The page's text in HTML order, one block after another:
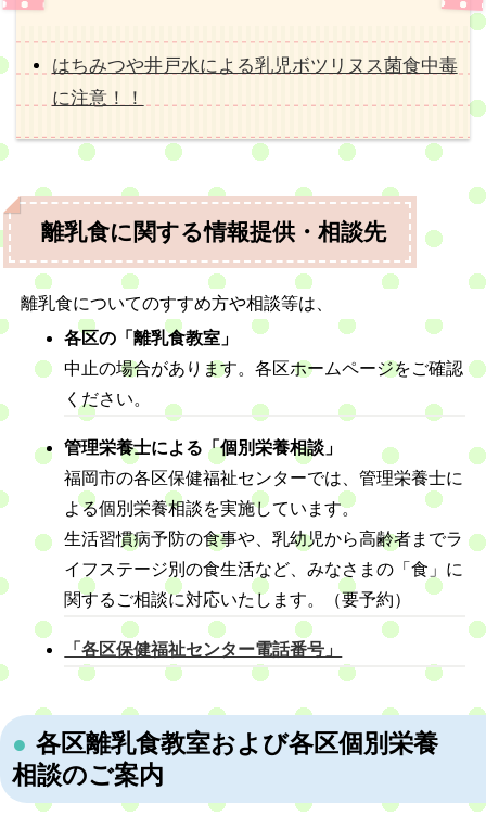
はちみつや井戸水による乳児ボツリヌス菌食中毒
に注意！！
離乳食に関する情報提供・相談先
離乳食についてのすすめ方や相談等は、
各区の「離乳食教室」
中止の場合があります。各区ホームページをご確認
ください。
管理栄養士による「個別栄養相談」
福岡市の各区保健福祉センターでは、管理栄養士に
よる個別栄養相談を実施しています。
生活習慣病予防の食事や、乳幼児から高齢者までラ
イフステージ別の食生活など、みなさまの「食」に
関するご相談に対応いたします。（要予約）
「各区保健福祉センター電話番号」
各区離乳食教室および各区個別栄養
相談のご案内